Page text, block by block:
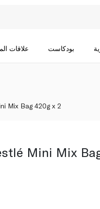
بودكاست علاقات
Mix Bag 420g x 2
Mini Mix